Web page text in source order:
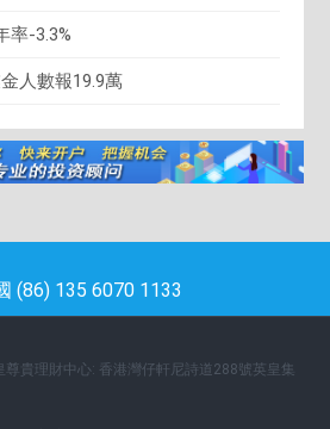
率-3.3%
人數報19.9萬
(86) 135 6070 1133
尊貴理財中心: 香港灣仔軒尼詩道288號英皇集